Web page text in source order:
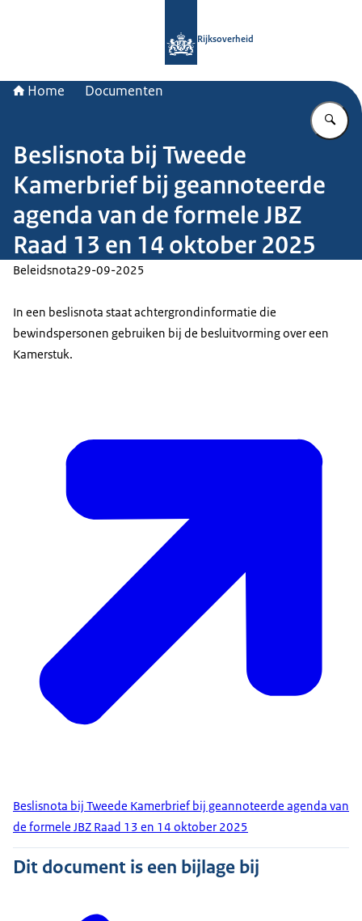
Rijksoverheid
Home Documenten
Beslisnota bij Tweede
Kamerbrief bij geannoteerde
agenda van de formele JBZ
Raad 13 en 14 oktober 2025
Beleidsnota29-09-2025
In een beslisnota staat achtergrondinformatie die
bewindspersonen gebruiken bij de besluitvorming over een
Kamerstuk.
Beslisnota bij Tweede Kamerbrief bij geannoteerde agenda van
de formele JBZ Raad 13 en 14 oktober 2025
Dit document is een bijlage bij